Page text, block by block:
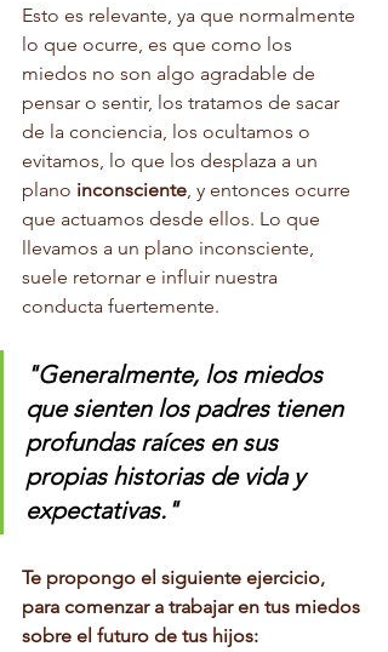
Esto es relevante, ya que normalmente
lo que ocurre, es que como los
miedos no son algo agradable de
pensar o sentir, los tratamos de sacar
de la conciencia, los ocultamos o
evitamos, lo que los desplaza a un
plano inconsciente , y entonces ocurre
que actuamos desde ellos. Lo que
llevamos a un plano inconsciente,
suele retornar e influir nuestra
conducta fuertemente.
"Generalmente, los miedos
que sienten los padres tienen
profundas raíces en sus
propias historias de vida y
expectativas."
Te propongo el siguiente ejercicio,
para comenzar a trabajar en tus miedos
sobre el futuro de tus hijos: